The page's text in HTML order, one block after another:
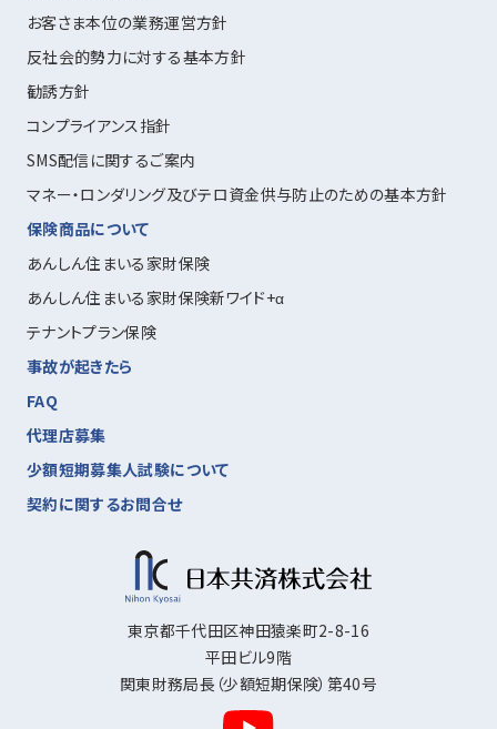
東京都千代田区神田猿楽町2-8-16
平田ビル9階
関東財務局長（少額短期保険）第40号
お客さま本位の業務運営方針
反社会的勢力に対する基本方針
勧誘方針
コンプライアンス指針
SMS配信に関するご案内
マネー・ロンダリング及びテロ資金供与防止のための基本方針
保険商品について
あんしん住まいる家財保険
あんしん住まいる家財保険新ワイド+α
テナントプラン保険
事故が起きたら
FAQ
代理店募集
少額短期募集人試験について
契約に関するお問合せ